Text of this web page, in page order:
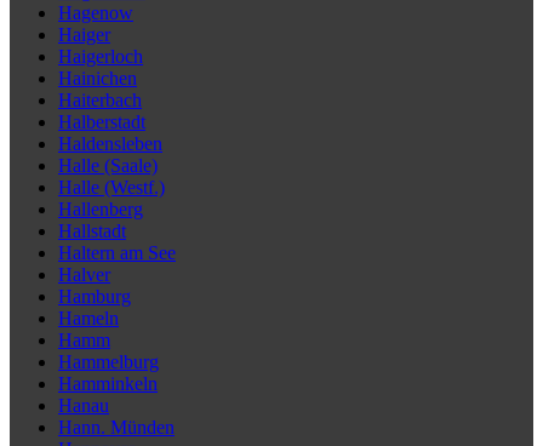
Hagenow
Haiger
Haigerloch
Hainichen
Haiterbach
Halberstadt
Haldensleben
Halle (Saale)
Halle (Westf.)
Hallenberg
Hallstadt
Haltern am See
Halver
Hamburg
Hameln
Hamm
Hammelburg
Hamminkeln
Hanau
Hann. Münden